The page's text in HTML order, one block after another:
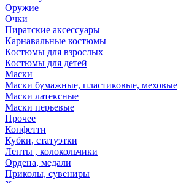
Оружие
Очки
Пиратские аксессуары
Карнавальные костюмы
Костюмы для взрослых
Костюмы для детей
Маски
Маски бумажные, пластиковые, меховые
Маски латексные
Маски перьевые
Прочее
Конфетти
Кубки, статуэтки
Ленты , колокольчики
Ордена, медали
Приколы, сувениры